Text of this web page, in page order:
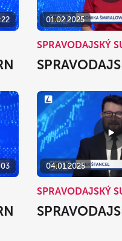
01.02.2025
SPRAVODAJSKÝ
04.01.2025
SPRAVODAJSKÝ